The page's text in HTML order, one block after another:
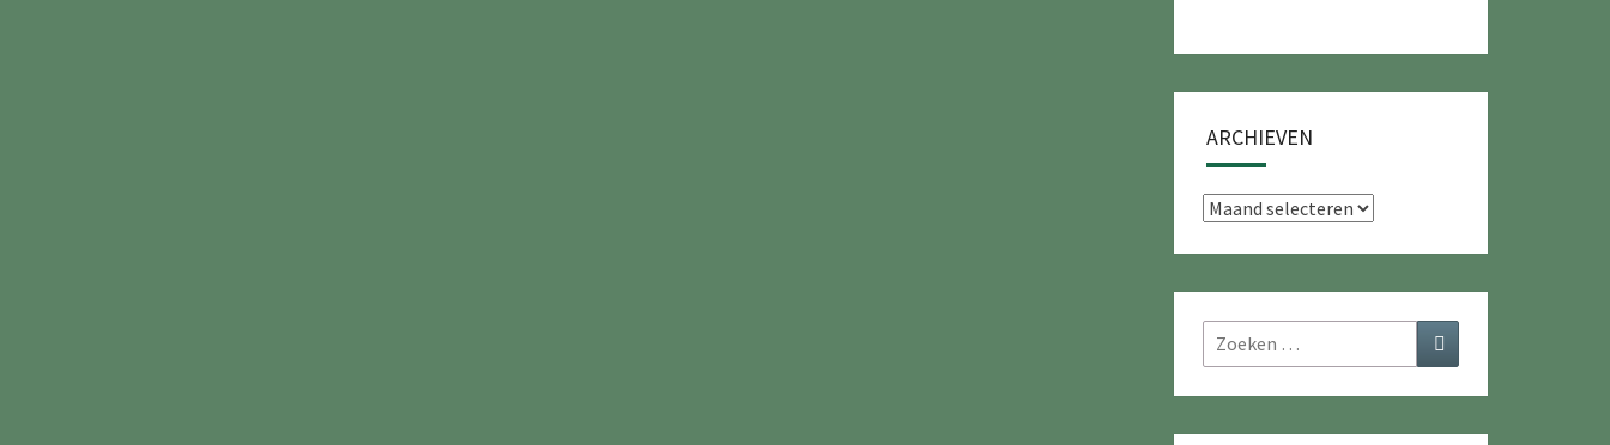
ARCHIEVEN
Archieven
Zoeken
naar: